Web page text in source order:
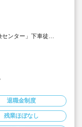
ンター」下車徒歩4
育による残業はありま
）
退職金制度
残業ほぼなし